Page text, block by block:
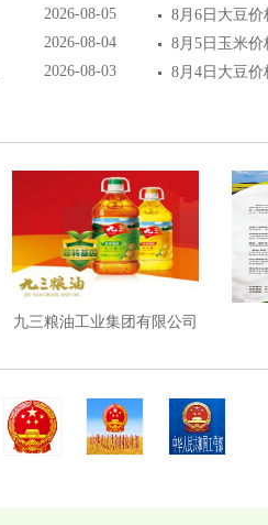
2026-08-05
2026-08-04
2026-08-03
8月6日大豆价
8月5日玉米价
8月4日大豆价
九三粮油工业集团有限公司